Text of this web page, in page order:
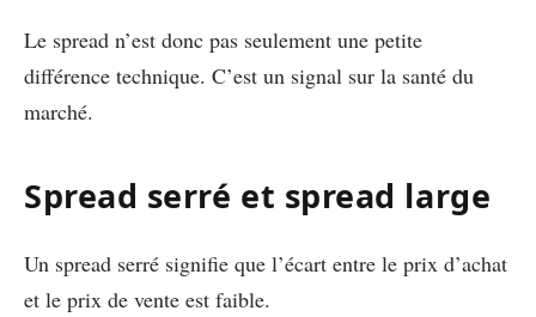
Le spread n’est donc pas seulement une petite
différence technique. C’est un signal sur la santé du
marché.
Spread serré et spread large
Un spread serré signifie que l’écart entre le prix d’achat
et le prix de vente est faible.